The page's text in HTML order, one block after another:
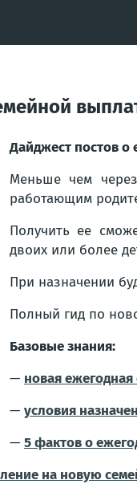
Дайджест постов
Меньше чем
работающим
Получить ее
двоих или более
При назначении
Полный гид по
Базовые знания:
— новая
— условия
— 5 фактов о
на новую